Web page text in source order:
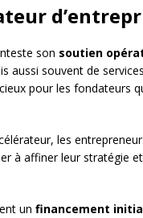
son soutien
aussi souvent de
pour les fondateurs
les
à affiner leur stratégie
un financement